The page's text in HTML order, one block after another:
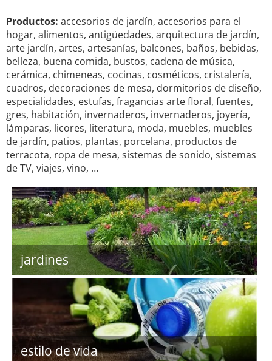
Productos: accesorios de jardín, accesorios para el
hogar, alimentos, antigüedades, arquitectura de jardín,
arte jardín, artes, artesanías, balcones, baños, bebidas,
belleza, buena comida, bustos, cadena de música,
cerámica, chimeneas, cocinas, cosméticos, cristalería,
cuadros, decoraciones de mesa, dormitorios de diseño,
especialidades, estufas, fragancias arte floral, fuentes,
gres, habitación, invernaderos, invernaderos, joyería,
lámparas, licores, literatura, moda, muebles, muebles
de jardín, patios, plantas, porcelana, productos de
terracota, ropa de mesa, sistemas de sonido, sistemas
de TV, viajes, vino, …
jardines
estilo de vida